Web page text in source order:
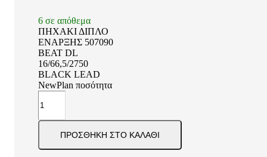
6 σε απόθεμα
ΠΗΧΑΚΙ ΔΙΠΛΟ
ΕΝΑΡΞΗΣ 507090
BEAT DL
16/66,5/2750
BLACK LEAD
NewPlan ποσότητα
ΠΡΟΣΘΉΚΗ ΣΤΟ ΚΑΛΆΘΙ